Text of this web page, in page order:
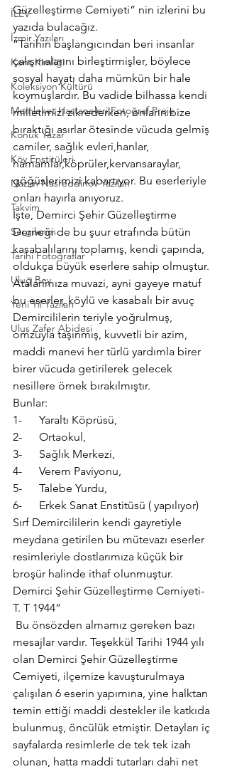
İLEV
İzmir Yazıları
Kent Kimliği
Koleksiyon Kültürü
Memleket Hastaneleri Fotoğraf Proje
Konuk Yazar
Köy Enstitüleri
Nazim Nasreddinov Yazıları
Takvim
Sergilerim
Tarihi Fotoğraflar
Uluğ Bey
Yeni Yıl Yazıları
Ulus Zafer Abidesi
Güzelleştirme Cemiyeti” nin izlerini bu
yazıda bulacağız.
“Tarihin başlangıcından beri insanlar
çalışmalarını birleştirmişler, böylece
sosyal hayatı daha mümkün bir hale
koymuşlardır. Bu vadide bilhassa kendi
milletimizi zikrederken, onların bize
bıraktığı asırlar ötesinde vücuda gelmiş
camiler, sağlık evleri,hanlar,
hamamlar,köprüler,kervansaraylar,
göğüslerimizi kabartıyor. Bu eserleriyle
onları hayırla anıyoruz.
İşte, Demirci Şehir Güzelleştirme
Derneği de bu şuur etrafında bütün
kasabalılarını toplamış, kendi çapında,
oldukça büyük eserlere sahip olmuştur.
Atalarımıza muvazi, ayni gayeye matuf
bu eserler, köylü ve kasabalı bir avuç
Demircililerin teriyle yoğrulmuş,
omzuyla taşınmış, kuvvetli bir azim,
maddi manevi her türlü yardımla birer
birer vücuda getirilerek gelecek
nesillere örnek bırakılmıştır.
Bunlar:
1-      Yaraltı Köprüsü,
2-      Ortaokul,
3-      Sağlık Merkezi,
4-      Verem Paviyonu,
5-      Talebe Yurdu,
6-      Erkek Sanat Enstitüsü ( yapılıyor)
Sırf Demircililerin kendi gayretiyle
meydana getirilen bu mütevazı eserler
resimleriyle dostlarımıza küçük bir
broşür halinde ithaf olunmuştur.
Demirci Şehir Güzelleştirme Cemiyeti-
T. T 1944”
mesajlar vardır. Teşekkül Tarihi 1944 yılı
olan Demirci Şehir Güzelleştirme
Cemiyeti, ilçemize kavuşturulmaya
çalışılan 6 eserin yapımına, yine halktan
temin ettiği maddi destekler ile katkıda
bulunmuş, öncülük etmiştir. Detayları iç
sayfalarda resimlerle de tek tek izah
olunan, hatta maddi tutarları dahi net